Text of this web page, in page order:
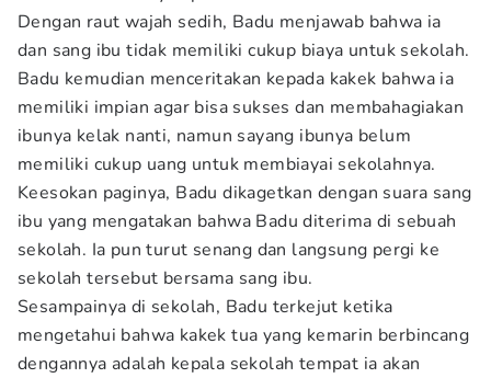
Dengan raut wajah sedih, Badu menjawab bahwa ia
dan sang ibu tidak memiliki cukup biaya untuk sekolah.
Badu kemudian menceritakan kepada kakek bahwa ia
memiliki impian agar bisa sukses dan membahagiakan
ibunya kelak nanti, namun sayang ibunya belum
memiliki cukup uang untuk membiayai sekolahnya.
Keesokan paginya, Badu dikagetkan dengan suara sang
ibu yang mengatakan bahwa Badu diterima di sebuah
sekolah. Ia pun turut senang dan langsung pergi ke
sekolah tersebut bersama sang ibu.
Sesampainya di sekolah, Badu terkejut ketika
mengetahui bahwa kakek tua yang kemarin berbincang
dengannya adalah kepala sekolah tempat ia akan